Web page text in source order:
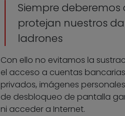
Siempre
protejan nuestros
ladrones
Con ello no evitamos la
el acceso a cuentas
privados, imágenes
de desbloqueo de pantalla
ni acceder a Internet.